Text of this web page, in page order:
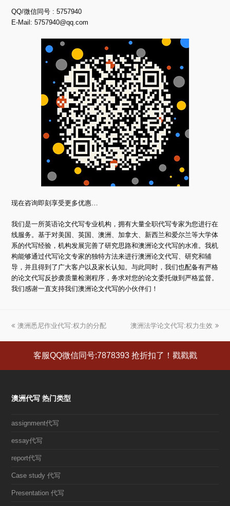
QQ/微信同号 : 5757940
E-Mail:5757940@qq.com
现在咨询即刻享受更多优惠…
我们是一所英语论文代写专业机构，拥有大量全职代写专家为您进行在
线服务。基于对美国、英国、澳洲、加拿大、新西兰和爱尔兰等大学体
系的代写经验，机构发展完善了研究思路和澳洲论文代写的水准。我机
构能够通过代写论文专家的独特方法来进行澳洲论文代写、研究和辅
导，并且得到了广大客户以及家长认知。与此同时，我们也配备有严格
的论文代写反抄袭质量检测程序，务求对您的论文委托做到严格监督。
我们感谢一直支持我们澳洲论文代写的小伙伴们！
上
章:
澳洲悉尼作业代写:权力的分配
下
文
章:
澳洲法学论文代写:权力生效
客服QQ微信同号:7878393 抢折扣了！戳戳戳
澳洲代写 热门类型
assignment代写
essay代写
report代写
Case study 代写
Presentation 代写